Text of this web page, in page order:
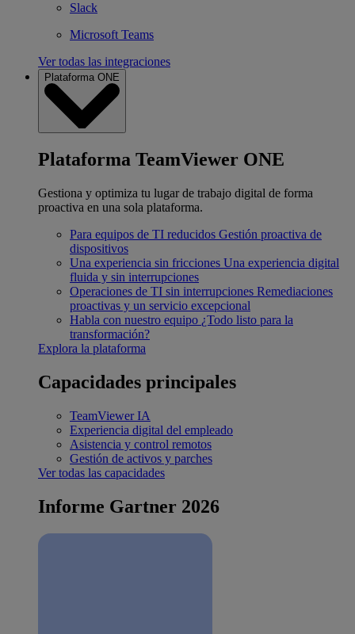
Slack
Microsoft Teams
Ver todas las integraciones
Plataforma ONE
Plataforma TeamViewer ONE
Gestiona y optimiza tu lugar de trabajo digital de forma
proactiva en una sola plataforma.
Para equipos de TI reducidos Gestión proactiva de
dispositivos
Una experiencia sin fricciones Una experiencia digital
fluida y sin interrupciones
Operaciones de TI sin interrupciones Remediaciones
proactivas y un servicio excepcional
Habla con nuestro equipo ¿Todo listo para la
transformación?
Explora la plataforma
Capacidades principales
TeamViewer IA
Experiencia digital del empleado
Asistencia y control remotos
Gestión de activos y parches
Ver todas las capacidades
Informe Gartner 2026